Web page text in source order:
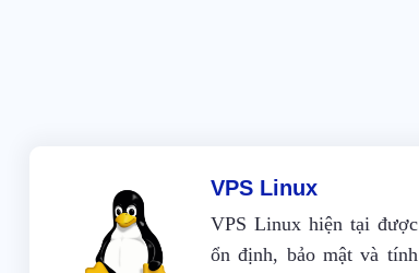
VPS Linux
VPS Linux hiện tại
ổn định, bảo mật và